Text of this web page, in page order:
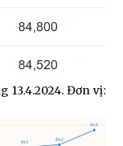
13.4.2024. Đơn vị: